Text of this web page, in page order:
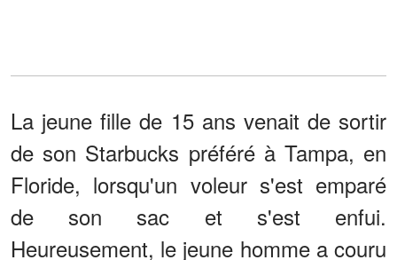
La jeune fille de 15 ans venait de sortir
de son Starbucks préféré à Tampa, en
Floride, lorsqu'un voleur s'est emparé
de son sac et s'est enfui.
Heureusement, le jeune homme a couru